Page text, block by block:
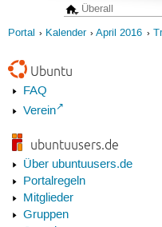
Portal Kalender April 2016
Ubuntu
FAQ
Verein
ubuntuusers.de
Über ubuntuusers.de
Portalregeln
Mitglieder
Gruppen